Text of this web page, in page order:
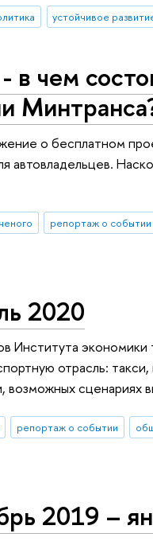
устойчивое
в чем
о бесплатном
автовладельцев.
репортаж о событии
2020
Института
отрасль:
сценариях
репортаж о событии
2019 –